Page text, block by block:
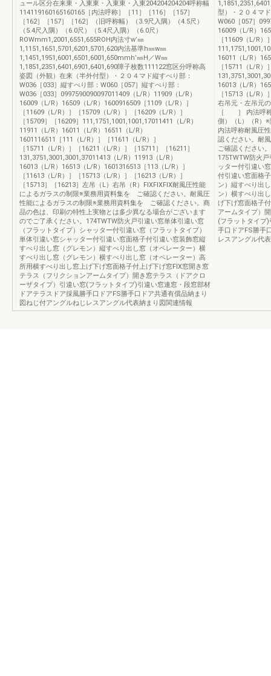
ュール区分在来東・入東東・入東東・入東204204204204呼称幅
114119160165160165［内法呼称］［11］［116］［157］
［162］［157］［162］（旧呼称幅）（3.9尺入隅）（4.5尺）
（5.4尺入隅）（6.0尺）（5.4尺入隅）（6.0尺）
ROWmm1,2001,6551,655ROH内法寸w’㎜
1,1151,1651,5701,6201,5701,620内法基準h㎜w㎜
1,1451,1951,6001,6501,6001,650mmh’㎜H／W㎜
1,1851,2351,6401,6901,6401,690障子枚数111122窓区分呼称高
姿図（外観）在来（半外付型）・２０４マド縦すべり部：
W036［033］縦すべり部：W060［057］縦すべり部：
W036［033］0997590090097011409（L/R）11909（L/R）
16009（L/R）16509（L/R）1600916509［1109（L/R）］
［11609（L/R）］［15709（L/R）］［16209（L/R）］
［15709］［16209］111,1751,1001,1001,17011411（L/R）
11911（L/R）16011（L/R）16511（L/R）
1601116511［111（L/R）］［11611（L/R）］
［15711（L/R）］［16211（L/R）］［15711］［16211］
131,3751,3001,3001,37011413（L/R）11913（L/R）
16013（L/R）16513（L/R）1601316513［113（L/R）］
［11613（L/R）］［15713（L/R）］［16213（L/R）］
［15713］［16213］左吊（L）右吊（R）FIXFIXFIX耐風圧性能
によるガラスの制限※業務用資料集を ご確認ください。耐風圧
性能によるガラスの制限※業務用資料集を ご確認ください。商
品の色は、印刷の特性上実物とは多少異なる場合がございます
のでご了承ください。174TWTW防火戸引違い窓単体引違い窓
（フラットタイプ）シャッター付引違い窓（フラットタイプ）
単体引違い窓シャッター付引違い窓面格子付引違い窓装飾窓縦
すべり出し窓（グレモン）縦すべり出し窓（オペレーター）横
すべり出し窓（グレモン）横すべり出し窓（オペレーター）高
所用横すべり出し窓上げ下げ窓面格子付上げ下げ窓FIX窓開き窓
テラス（フリクションアームタイプ）開き窓テラス（ドアクロ
ーザタイプ）引違い窓(フラットタイプ)引違い窓連窓・段窓部材
ドアテラスドア採風勝手口ドアFS勝手口ドア共通有償品納まり
図ねじ付アングルねじレスアングル代表納まり図関連情報
型）・２０４マ
W060［057］
16009（L/R）
［11609（L/R
16011（L/R）
［15711（L/R
16013（L/R）
［15713（L/R
右吊元・左吊元
［ ］ 内法呼称
側）（L）（R
内法呼称耐風圧
認ください。耐
ご確認ください
175TWTW防火
ッター付引違い
付引違い窓面格
ン）縦すべり出
ン）横すべり出
げ下げ窓面格子
アームタイプ）
(フラットタイプ
手口ドアFS勝手
レスアングル代